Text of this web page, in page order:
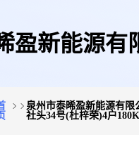
盈新能源有
泉州市泰晞盈新能源有
社头34号(杜梓荣)4户